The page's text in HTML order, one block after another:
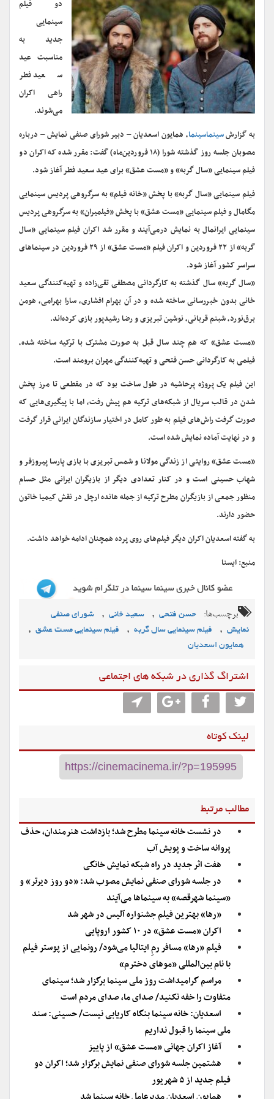
دو فیلم
سینمایی
جدید به
مناسبت عید
سعید فطر
راهی اکران
می‌شوند.
به گزارشسینماسینما، همایون اسعدیان – دبیر شورای صنفی نمایش – درباره
مصوبان جلسه روز گذشته شورا (۱۸ فروردین‌ماه) گفت: مقرر شده که اکران دو
فیلم سینمایی «سال گربه» و «مست عشق» برای عید سعید فطر آغاز شود.
فیلم سینمایی «سال گربه» با پخش «خانه فیلم» به سرگروهی پردیس سینمایی
مگامال و فیلم سینمایی «مست عشق» با پخش «فیلمیران» به سرگروهی پردیس
سینمایی ایرانمال به نمایش درمی‌آیند و مقرر شد اکران فیلم سینمایی «سال
گربه» از ۲۲ فروردین و اکران فیلم «مست عشق» از ۲۹ فروردین در سینماهای
سراسر کشور آغاز شود.
«سال گربه» سال گذشته به کارگردانی مصطفی تقی‌زاده و تهیه‌کنندگی سعید
خانی بدون خبررسانی ساخته شده و در آن بهرام افشاری، سارا بهرامی، هومن
برق‌نورد، شبنم قربانی، نوشین تبریزی و رضا رشیدپور بازی کرده‌اند.
«مست عشق» که هم چند سال قبل به صورت مشترک با ترکیه ساخته شده،
فیلمی به کارگردانی حسن فتحی و تهیه‌کنندگی مهران برومند است.
این فیلم یک پروژه پرحاشیه در طول ساخت بود که در مقطعی تا مرز پخش
شدن در قالب سریال از شبکه‌های ترکیه هم پیش رفت، اما با پیگیری‌هایی که
صورت گرفت راش‌های فیلم به طور کامل در اختیار سازندگان ایرانی قرار گرفت
و در نهایت آماده نمایش شده است.
«مست عشق» روایتی از زندگی مولانا و شمس تبریزی با بازی پارسا پیروزفر و
شهاب حسینی است و در کنار تعدادی دیگر از بازیگران ایرانی مثل حسام
منظور جمعی از بازیگران مطرح ترکیه از جمله هانده ارچل در نقش کیمیا خاتون
حضور دارند.
به گفته اسعدیان اکران دیگر فیلم‌های روی پرده همچنان ادامه خواهد داشت.
منبع: ایسنا
برچسب‌ها: حسن فتحی , سعید خانی ,
شورای صنفی
نمایش , فیلم سینمایی سال گربه , فیلم سینمایی مست عشق ,
همایون اسعدیان
اشتراگ گذاری در شبکه های اجتماعی
لینک کوتاه
مطالب مرتبط
در نشست خانه سینما مطرح شد؛ بازداشت هنرمندان، حذف
پروانه ساخت و پویش آب
هفت اثر جدید در راه شبکه نمایش خانگی
در جلسه شورای صنفی نمایش مصوب شد: «دو روز دیرتر» و
«سینما شهرقصه» به سینماها می‌آیند
«رها» بهترین فیلم جشنواره آلیس در شهر شد
اکران «مست عشق» در ۱۰ کشور اروپایی
فیلم «رها» مسافر رمِ ایتالیا می‌شود/ رونمایی از پوستر فیلم
با نام بین‌المللی «موهای دخترم»
مراسم گرامیداشت روز ملی سینما برگزار شد؛ سینمای
متفاوت را خفه نکنید/ صدای ما، صدای مردم است
اسعدیان: خانه سینما بنگاه کاریابی نیست/ حسینی: سند
ملی سینما را قبول نداریم
آغاز اکران جهانی «مست عشق» از پاییز
هشتمین جلسه شورای صنفی نمایش برگزار شد؛ اکران دو
فیلم جدید از ۵ شهریور